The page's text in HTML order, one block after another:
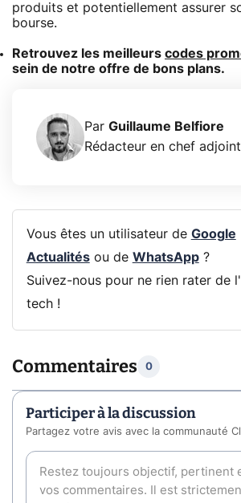
produits et potentiellement assurer
bourse.
Retrouvez les meilleurs codes
sein de notre offre de bons plans.
Par Guillaume Belfiore
Rédacteur en chef adjoint
Vous êtes un utilisateur de Google
Actualitésou de WhatsApp?
Suivez-nous pour ne rien rater de
tech !
Commentaires 0
Participer à la discussion
Partagez votre avis avec la communauté